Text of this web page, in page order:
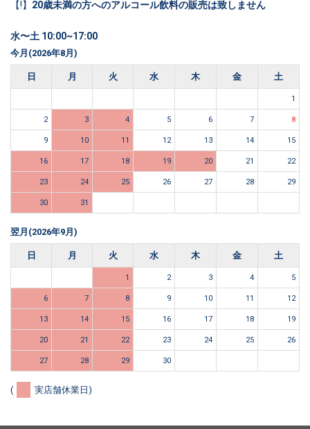
【!】 20歳未満の方へのアルコール飲料の販売は致しません
水〜土 10:00~17:00
今月(2026年8月)
日
月 火 水 木 金 土
1
2
3 4 5 6 7
8
9
10 11 12 13 14
15
16
17 18 19 20 21
22
23
24 25 26 27 28
29
30
31
翌月(2026年9月)
日
月 火 水 木 金 土
1 2 3 4
5
6
7 8 9 10 11
12
13
14 15 16 17 18
19
20
21 22 23 24 25
26
27
28 29 30
( 実店舗休業日)